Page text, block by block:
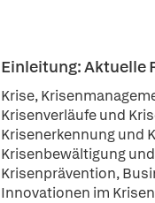
Einleitung: Aktuelle
Krise,
Krisenverläufe und
Krisenerkennung und
Krisenbewältigung
Krisenprävention,
Innovationen im